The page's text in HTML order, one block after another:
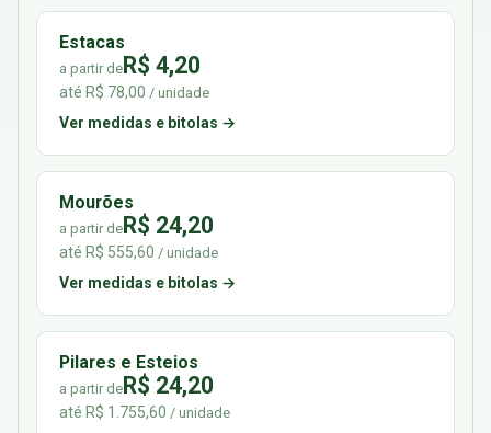
Estacas
a partir deR$ 4,20
até R$ 78,00 / unidade
Ver medidas e bitolas →
Mourões
a partir deR$ 24,20
até R$ 555,60 / unidade
Ver medidas e bitolas →
Pilares e Esteios
a partir deR$ 24,20
até R$ 1.755,60 / unidade